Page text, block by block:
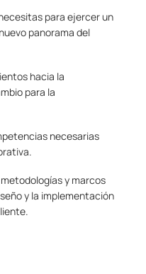
para ejercer un
panorama del
hacia la
para la
necesarias
y marcos
y la implementación